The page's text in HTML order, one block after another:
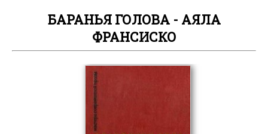
БАРАНЬЯ ГОЛОВА - АЯЛА
ФРАНСИСКО